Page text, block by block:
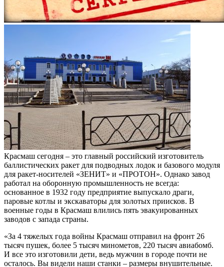
Красмаш сегодня – это главный российский изготовитель
баллистических ракет для подводных лодок и базового модуля
для ракет-носителей «ЗЕНИТ» и «ПРОТОН». Однако завод
работал на оборонную промышленность не всегда:
основанное в 1932 году предприятие выпускало драги,
паровые котлы и экскаваторы для золотых приисков. В
военные годы в Красмаш влились пять эвакуированных
заводов с запада страны.
«За 4 тяжелых года войны Красмаш отправил на фронт 26
тысяч пушек, более 5 тысяч минометов, 220 тысяч авиабомб.
И все это изготовили дети, ведь мужчин в городе почти не
осталось. Вы видели наши станки – размеры внушительные.